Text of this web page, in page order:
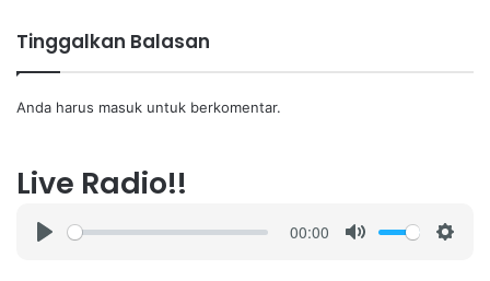
Tinggalkan Balasan
Anda harus masuk untuk berkomentar.
Live Radio!!
00:00